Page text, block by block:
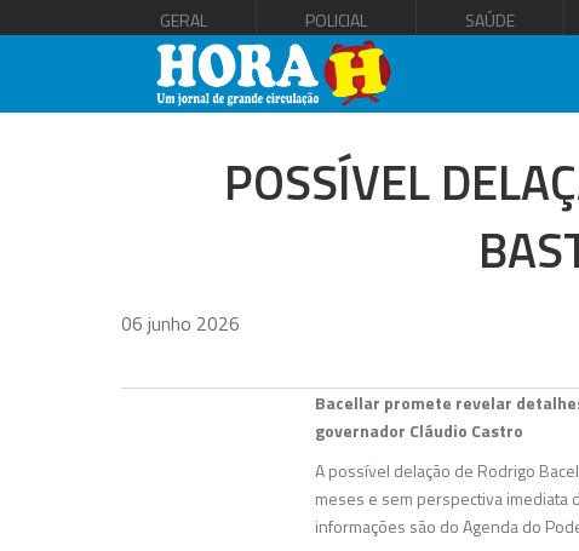
GERAL POLICIAL SAÚDE
POSSÍVEL
06 junho 2026
Bacellar promete revelar
governador Cláudio Castro
A possível delação de Rodrigo
meses e sem perspectiva imediata
informações são do Agenda do